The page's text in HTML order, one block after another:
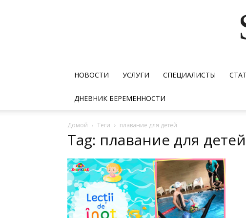
НОВОСТИ УСЛУГИ СПЕЦИАЛИСТЫ
ДНЕВНИК БЕРЕМЕННОСТИ
Домой Теги плавание для детей
Tag: плавание для детей